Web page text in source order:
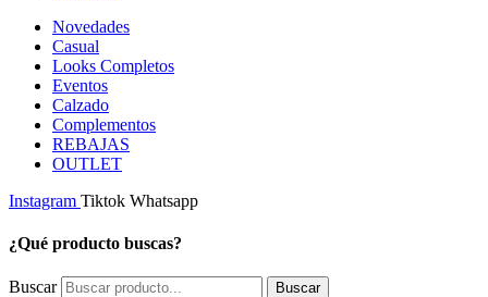
Novedades
Casual
Looks Completos
Eventos
Calzado
Complementos
REBAJAS
OUTLET
Instagram Tiktok Whatsapp
¿Qué producto buscas?
Buscar Buscar